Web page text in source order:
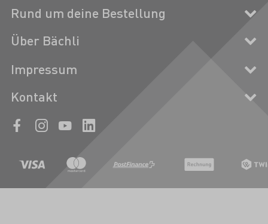
Rund um deine Bestellung
Über Bächli
Impressum
Kontakt